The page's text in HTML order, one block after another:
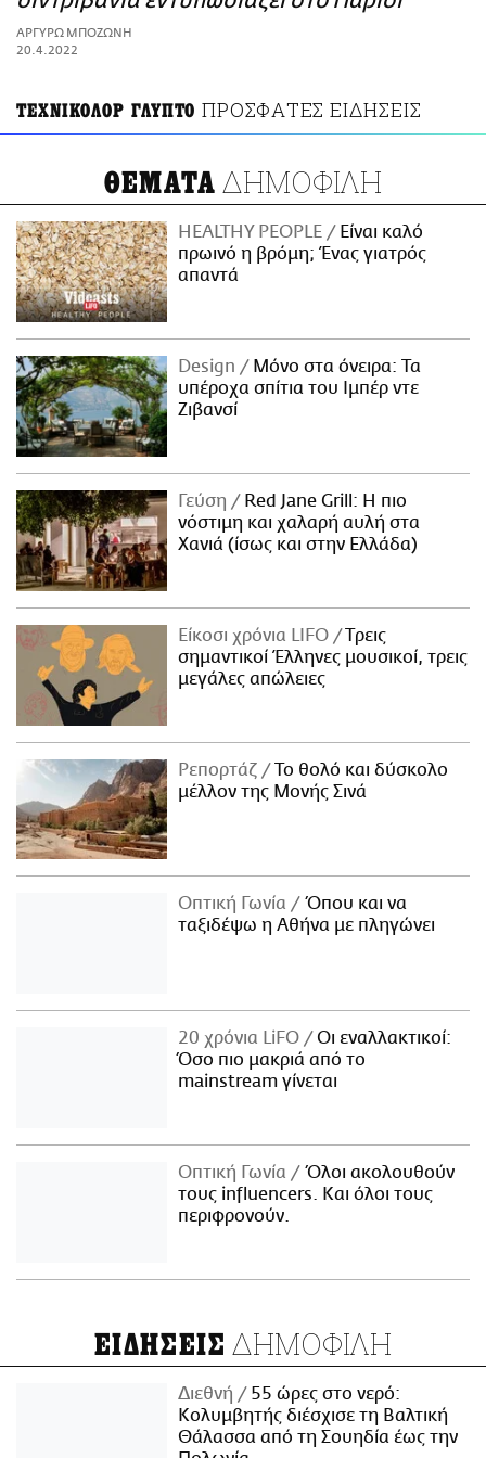
ΑΜΠΑ
PRINT
ΑΡΓΥΡΩ ΜΠΟΖΩΝΗ
20.4.2022
ΤΕΧΝΙΚΟΛΟΡ ΓΛΥΠΤΟ ΠΡΟΣΦΑΤΕΣ ΕΙΔΗΣΕΙΣ
ΘΕΜΑΤΑ ΔΗΜΟΦΙΛΗ
HEALTHY PEOPLE
Είναι καλό
πρωινό η βρόμη; Ένας γιατρός
απαντά
Design
Μόνο στα όνειρα: Τα
υπέροχα σπίτια του Ιμπέρ ντε
Ζιβανσί
Γεύση
Red Jane Grill: Η πιο
νόστιμη και χαλαρή αυλή στα
Χανιά (ίσως και στην Ελλάδα)
Είκοσι χρόνια LIFO
Tρεις
σημαντικοί Έλληνες μουσικοί, τρεις
μεγάλες απώλειες
Ρεπορτάζ
Το θολό και δύσκολο
μέλλον της Μονής Σινά
Οπτική Γωνία
Όπου και να
ταξιδέψω η Αθήνα με πληγώνει
20 χρόνια LiFO
Οι εναλλακτικοί:
Όσο πιο μακριά από το
mainstream γίνεται
Οπτική Γωνία
Όλοι ακολουθούν
τους influencers. Και όλοι τους
περιφρονούν.
ΕΙΔΗΣΕΙΣ ΔΗΜΟΦΙΛΗ
Διεθνή
55 ώρες στο νερό:
Κολυμβητής διέσχισε τη Βαλτική
Θάλασσα από τη Σουηδία έως την